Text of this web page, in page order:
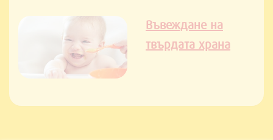
Въвеждане на
твърдата храна